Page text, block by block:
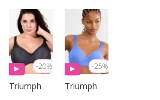
-20%
Triumph
-25%
Triumph